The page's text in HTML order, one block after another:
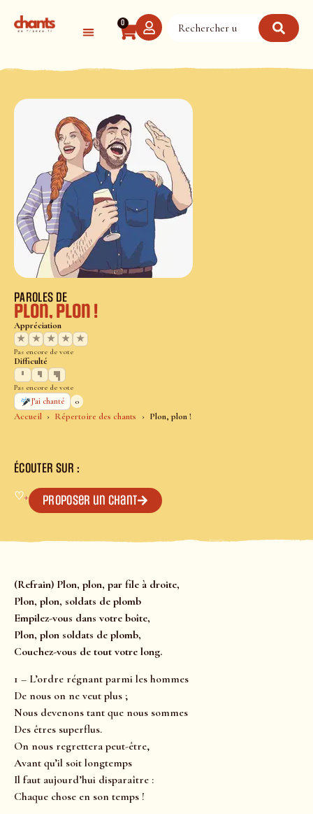
0
Accueil Répertoire des chants Plon, plon !
PAROLES DE
Plon, plon !
Appréciation
★
★ ★ ★ ★
Pas encore de vote
Difficulté
Pas encore de vote
J’ai chanté
0
ÉCOUTER SUR :
♡+ Proposer un chant
(Refrain) Plon, plon, par file à droite,
Plon, plon, soldats de plomb
Empilez-vous dans votre boîte,
Plon, plon soldats de plomb,
Couchez-vous de tout votre long.
1 – L’ordre régnant parmi les hommes
De nous on ne veut plus ;
Nous devenons tant que nous sommes
Des êtres superflus.
On nous regrettera peut-être,
Avant qu’il soit longtemps
Il faut aujourd’hui disparaître :
Chaque chose en son temps !